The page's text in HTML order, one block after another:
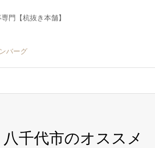
門【杭抜き本舗】
バーグ
千代市のオススメ